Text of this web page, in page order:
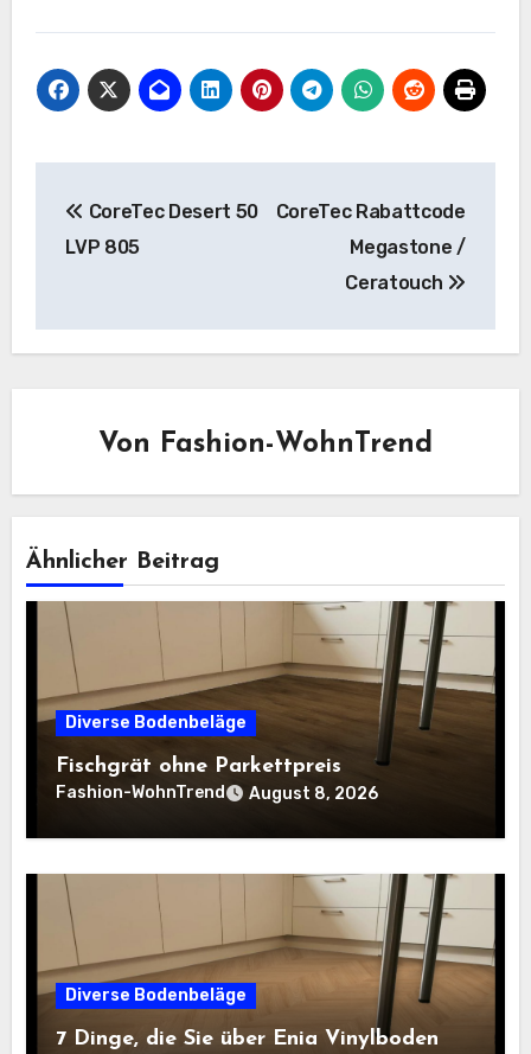
CoreTec Desert 50
LVP 805
CoreTec Rabattcode
Megastone /
Ceratouch
Von Fashion-WohnTrend
Ähnlicher Beitrag
Diverse Bodenbeläge
Fischgrät ohne Parkettpreis
Fashion-WohnTrend August 8, 2026
Diverse Bodenbeläge
7 Dinge, die Sie über Enia Vinylboden